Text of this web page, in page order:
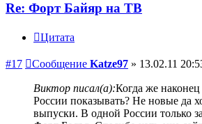
Re: Форт Байяр на ТВ
Цитата
#17 Сообщение Katze97 » 13.02.11
Виктор писал(а):Когда же
России показывать? Не новые да
выпуски. В одной России только